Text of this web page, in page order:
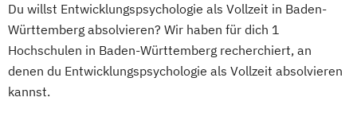
Du willst Entwicklungspsychologie als Vollzeit in Baden-
Württemberg absolvieren? Wir haben für dich 1
Hochschulen in Baden-Württemberg recherchiert, an
denen du Entwicklungspsychologie als Vollzeit absolvieren
kannst.